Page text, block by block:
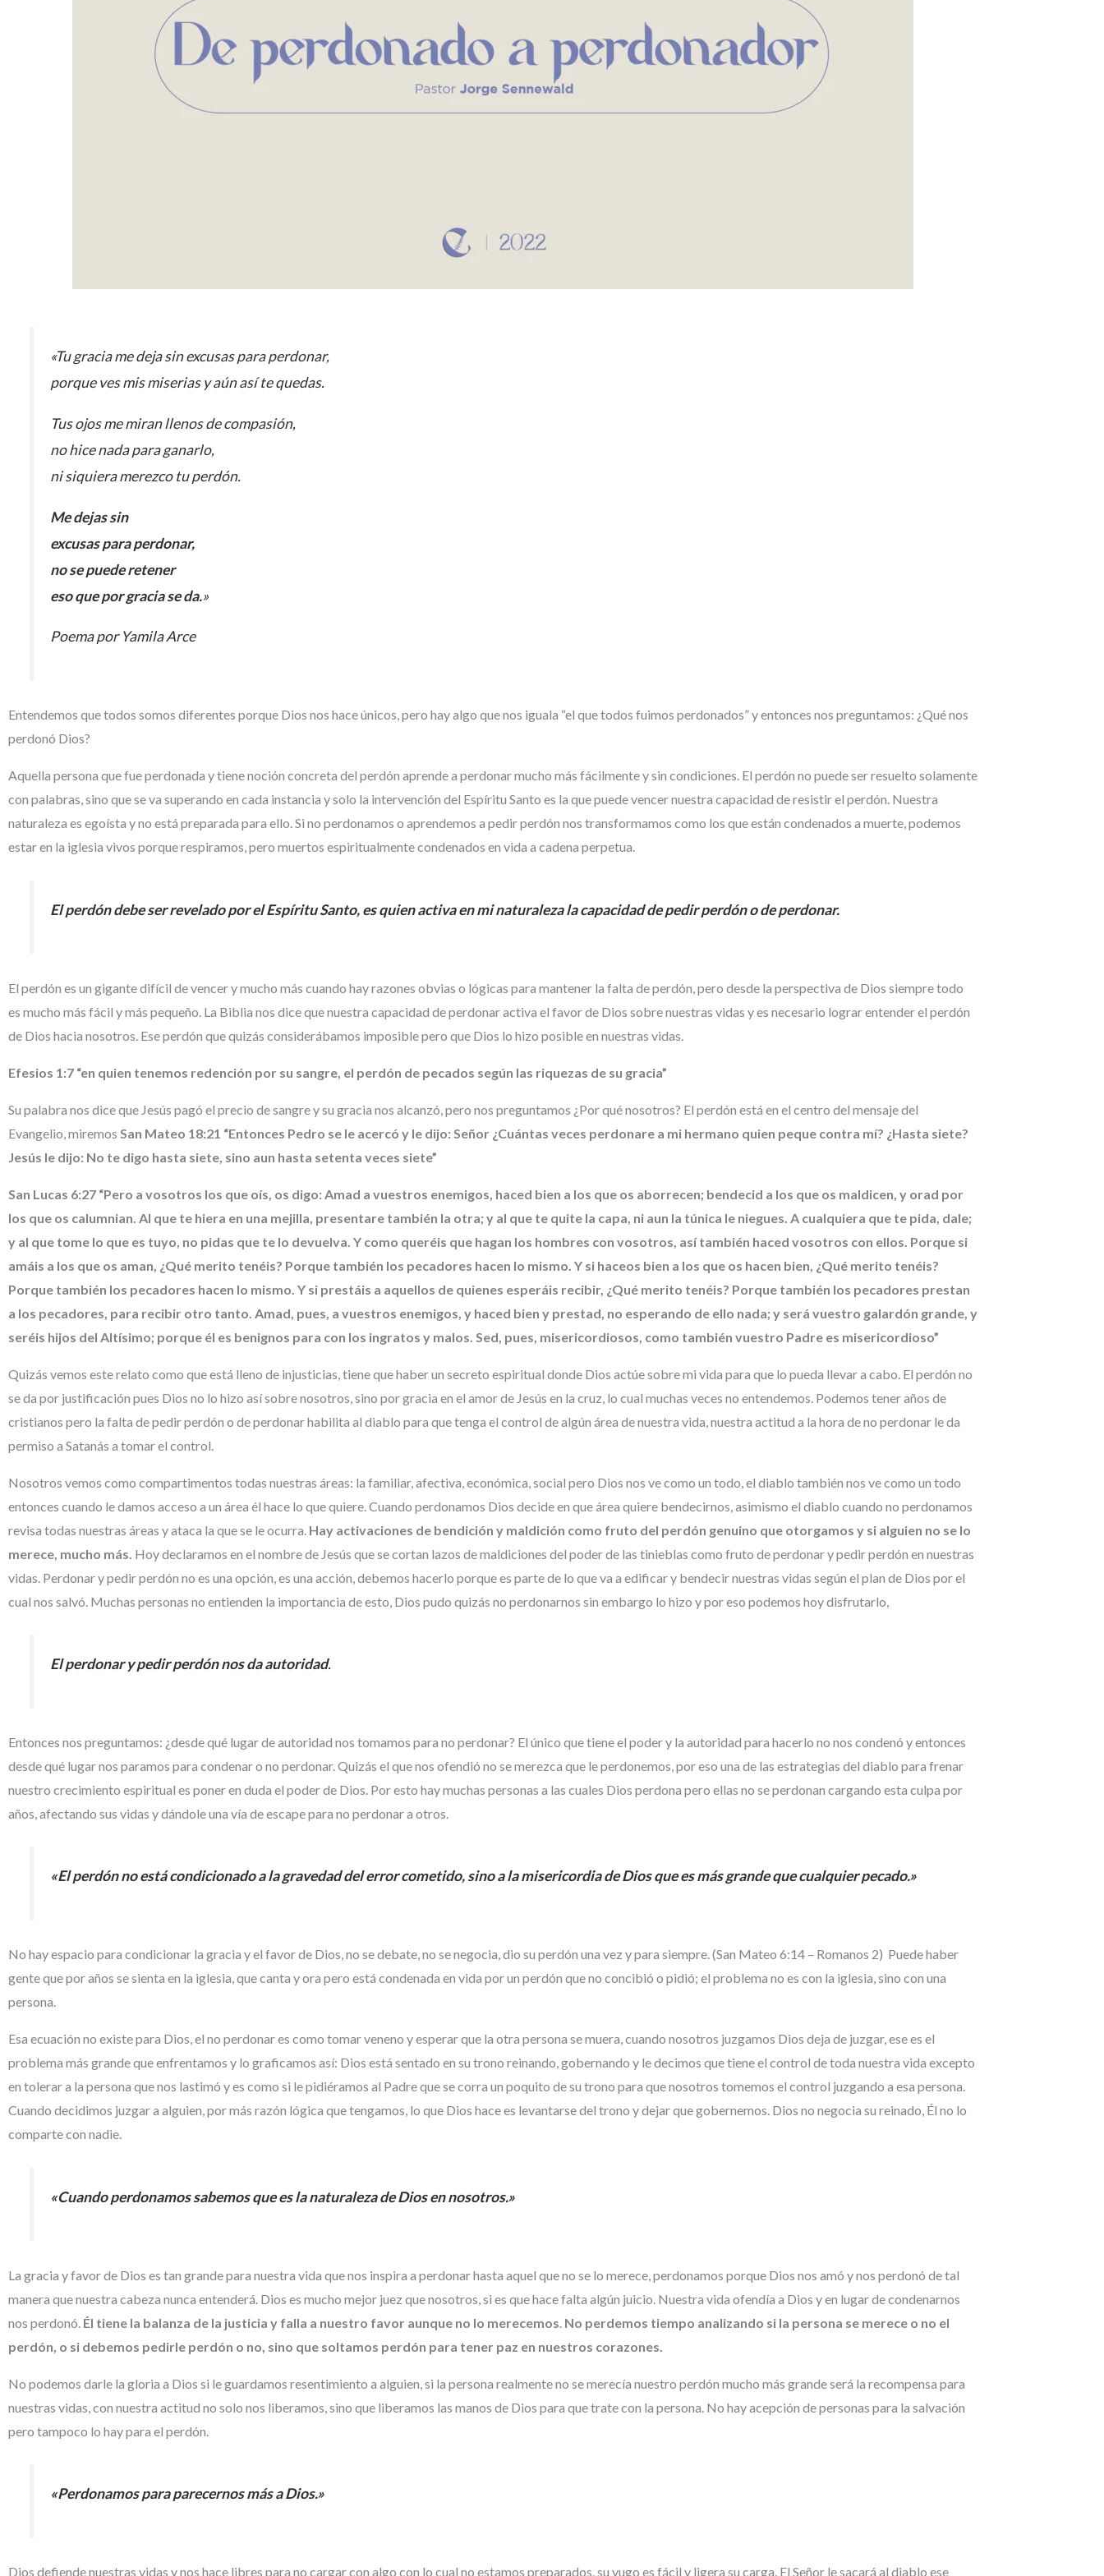
«Tu gracia me deja sin excusas para perdonar,
porque ves mis miserias y aún así te quedas.
Tus ojos me miran llenos de compasión,
no hice nada para ganarlo,
ni siquiera merezco tu perdón.
Me dejas sin
excusas para perdonar,
no se puede retener
eso que por gracia se da.»
Poema por Yamila Arce
Entendemos que todos somos diferentes porque Dios nos hace únicos, pero hay algo que nos iguala “el que todos fuimos perdonados” y entonces nos preguntamos: ¿Qué nos
perdonó Dios?
Aquella persona que fue perdonada y tiene noción concreta del perdón aprende a perdonar mucho más fácilmente y sin condiciones. El perdón no puede ser resuelto solamente
con palabras, sino que se va superando en cada instancia y solo la intervención del Espíritu Santo es la que puede vencer nuestra capacidad de resistir el perdón. Nuestra
naturaleza es egoísta y no está preparada para ello. Si no perdonamos o aprendemos a pedir perdón nos transformamos como los que están condenados a muerte, podemos
estar en la iglesia vivos porque respiramos, pero muertos espiritualmente condenados en vida a cadena perpetua.
El perdón debe ser revelado por el Espíritu Santo, es quien activa en mi naturaleza la capacidad de pedir perdón o de perdonar.
El perdón es un gigante difícil de vencer y mucho más cuando hay razones obvias o lógicas para mantener la falta de perdón, pero desde la perspectiva de Dios siempre todo
es mucho más fácil y más pequeño. La Biblia nos dice que nuestra capacidad de perdonar activa el favor de Dios sobre nuestras vidas y es necesario lograr entender el perdón
de Dios hacia nosotros. Ese perdón que quizás considerábamos imposible pero que Dios lo hizo posible en nuestras vidas.
Efesios 1:7 “en quien tenemos redención por su sangre, el perdón de pecados según las riquezas de su gracia”
Su palabra nos dice que Jesús pagó el precio de sangre y su gracia nos alcanzó, pero nos preguntamos ¿Por qué nosotros? El perdón está en el centro del mensaje del
Evangelio, miremos San Mateo 18:21 “Entonces Pedro se le acercó y le dijo: Señor ¿Cuántas veces perdonare a mi hermano quien peque contra mí? ¿Hasta siete?
Jesús le dijo: No te digo hasta siete, sino aun hasta setenta veces siete”
San Lucas 6:27 “Pero a vosotros los que oís, os digo: Amad a vuestros enemigos, haced bien a los que os aborrecen; bendecid a los que os maldicen, y orad por
los que os calumnian. Al que te hiera en una mejilla, presentare también la otra; y al que te quite la capa, ni aun la túnica le niegues. A cualquiera que te pida, dale;
y al que tome lo que es tuyo, no pidas que te lo devuelva. Y como queréis que hagan los hombres con vosotros, así también haced vosotros con ellos. Porque si
amáis a los que os aman, ¿Qué merito tenéis? Porque también los pecadores hacen lo mismo. Y si haceos bien a los que os hacen bien, ¿Qué merito tenéis?
Porque también los pecadores hacen lo mismo. Y si prestáis a aquellos de quienes esperáis recibir, ¿Qué merito tenéis? Porque también los pecadores prestan
a los pecadores, para recibir otro tanto. Amad, pues, a vuestros enemigos, y haced bien y prestad, no esperando de ello nada; y será vuestro galardón grande, y
seréis hijos del Altísimo; porque él es benignos para con los ingratos y malos. Sed, pues, misericordiosos, como también vuestro Padre es misericordioso”
Quizás vemos este relato como que está lleno de injusticias, tiene que haber un secreto espiritual donde Dios actúe sobre mi vida para que lo pueda llevar a cabo. El perdón no
se da por justificación pues Dios no lo hizo así sobre nosotros, sino por gracia en el amor de Jesús en la cruz, lo cual muchas veces no entendemos. Podemos tener años de
cristianos pero la falta de pedir perdón o de perdonar habilita al diablo para que tenga el control de algún área de nuestra vida, nuestra actitud a la hora de no perdonar le da
permiso a Satanás a tomar el control.
Nosotros vemos como compartimentos todas nuestras áreas: la familiar, afectiva, económica, social pero Dios nos ve como un todo, el diablo también nos ve como un todo
entonces cuando le damos acceso a un área él hace lo que quiere. Cuando perdonamos Dios decide en que área quiere bendecirnos, asimismo el diablo cuando no perdonamos
revisa todas nuestras áreas y ataca la que se le ocurra. Hay activaciones de bendición y maldición como fruto del perdón genuino que otorgamos y si alguien no se lo
merece, mucho más. Hoy declaramos en el nombre de Jesús que se cortan lazos de maldiciones del poder de las tinieblas como fruto de perdonar y pedir perdón en nuestras
vidas. Perdonar y pedir perdón no es una opción, es una acción, debemos hacerlo porque es parte de lo que va a edificar y bendecir nuestras vidas según el plan de Dios por el
cual nos salvó. Muchas personas no entienden la importancia de esto, Dios pudo quizás no perdonarnos sin embargo lo hizo y por eso podemos hoy disfrutarlo,
El perdonar y pedir perdón nos da autoridad.
Entonces nos preguntamos: ¿desde qué lugar de autoridad nos tomamos para no perdonar? El único que tiene el poder y la autoridad para hacerlo no nos condenó y entonces
desde qué lugar nos paramos para condenar o no perdonar. Quizás el que nos ofendió no se merezca que le perdonemos, por eso una de las estrategias del diablo para frenar
nuestro crecimiento espiritual es poner en duda el poder de Dios. Por esto hay muchas personas a las cuales Dios perdona pero ellas no se perdonan cargando esta culpa por
años, afectando sus vidas y dándole una vía de escape para no perdonar a otros.
«El perdón no está condicionado a la gravedad del error cometido, sino a la misericordia de Dios que es más grande que cualquier pecado.»
No hay espacio para condicionar la gracia y el favor de Dios, no se debate, no se negocia, dio su perdón una vez y para siempre. (San Mateo 6:14 – Romanos 2) Puede haber
gente que por años se sienta en la iglesia, que canta y ora pero está condenada en vida por un perdón que no concibió o pidió; el problema no es con la iglesia, sino con una
persona.
Esa ecuación no existe para Dios, el no perdonar es como tomar veneno y esperar que la otra persona se muera, cuando nosotros juzgamos Dios deja de juzgar, ese es el
problema más grande que enfrentamos y lo graficamos así: Dios está sentado en su trono reinando, gobernando y le decimos que tiene el control de toda nuestra vida excepto
en tolerar a la persona que nos lastimó y es como si le pidiéramos al Padre que se corra un poquito de su trono para que nosotros tomemos el control juzgando a esa persona.
Cuando decidimos juzgar a alguien, por más razón lógica que tengamos, lo que Dios hace es levantarse del trono y dejar que gobernemos. Dios no negocia su reinado, Él no lo
comparte con nadie.
«Cuando perdonamos sabemos que es la naturaleza de Dios en nosotros.»
La gracia y favor de Dios es tan grande para nuestra vida que nos inspira a perdonar hasta aquel que no se lo merece, perdonamos porque Dios nos amó y nos perdonó de tal
manera que nuestra cabeza nunca entenderá. Dios es mucho mejor juez que nosotros, si es que hace falta algún juicio. Nuestra vida ofendía a Dios y en lugar de condenarnos
nos perdonó. Él tiene la balanza de la justicia y falla a nuestro favor aunque no lo merecemos No perdemos tiempo analizando si la persona se merece o no el
perdón, o si debemos pedirle perdón o no, sino que soltamos perdón para tener paz en nuestros corazones.
No podemos darle la gloria a Dios si le guardamos resentimiento a alguien, si la persona realmente no se merecía nuestro perdón mucho más grande será la recompensa para
nuestras vidas, con nuestra actitud no solo nos liberamos, sino que liberamos las manos de Dios para que trate con la persona. No hay acepción de personas para la salvación
pero tampoco lo hay para el perdón.
«Perdonamos para parecernos más a Dios.»
Dios defiende nuestras vidas y nos hace libres para no cargar con algo con lo cual no estamos preparados, su yugo es fácil y ligera su carga. El Señor le sacará al diablo ese